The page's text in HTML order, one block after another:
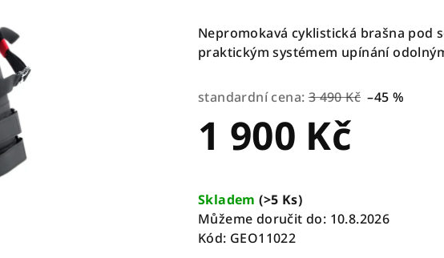
Nepromokavá cyklistická brašna pod
praktickým systémem upínání
standardní cena: 3 490 Kč –45 %
1 900 Kč
cena:
Skladem(>5 Ks)
Můžeme doručit do: 10.8.2026
Kód: GEO11022